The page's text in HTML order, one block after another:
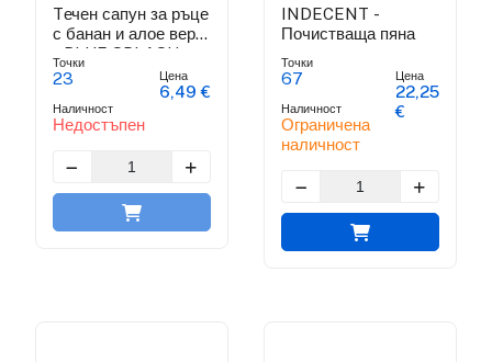
Tечен сапун за ръце
с банан и алое вера
- BLUE SPLASH
COLECION
Точки
23
Наличност
Недостъпен
Цена
6,49 €
INDECENT -
Почистваща пяна
Точки
67
Наличност
Ограничена
наличност
Цена
22,25
€